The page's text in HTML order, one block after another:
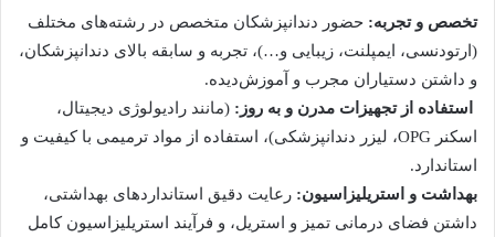
تخصص و تجربه: حضور دندانپزشکان متخصص در رشته‌های مختلف
(ارتودنسی، ایمپلنت، زیبایی و…)، تجربه و سابقه بالای دندانپزشکان،
و داشتن دستیاران مجرب و آموزش‌دیده.
استفاده از تجهیزات مدرن و به روز: (مانند رادیولوژی دیجیتال،
اسکنر OPG، لیزر دندانپزشکی)، استفاده از مواد ترمیمی با کیفیت و
استاندارد.
بهداشت و استریلیزاسیون: رعایت دقیق استانداردهای بهداشتی،
داشتن فضای درمانی تمیز و استریل، و فرآیند استریلیزاسیون کامل